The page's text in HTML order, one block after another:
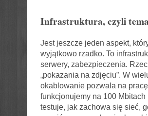
Infrastruktura, czyli
Jest jeszcze jeden aspekt,
wyjątkowo rzadko. To
serwery, zabezpieczenia.
„pokazania na zdjęciu”. W
okablowanie pozwala na
funkcjonujemy na 100 Mbitach
testuje, jak zachowa się sieć,